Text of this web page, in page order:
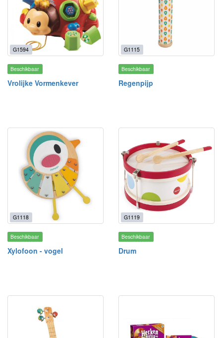
G1594
Beschikbaar
Vrolijke Vormenkever
G1115
Beschikbaar
Regenpijp
G1118
Beschikbaar
Xylofoon - vogel
G1119
Beschikbaar
Drum